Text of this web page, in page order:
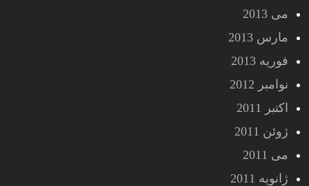
می 2013
مارس 2013
فوریه 2013
نوامبر 2012
اکتبر 2011
ژوئن 2011
می 2011
ژانویه 2011